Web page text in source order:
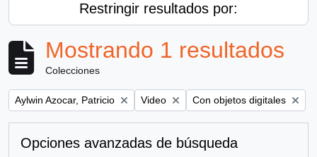
Restringir resultados por:
Mostrando 1 resultados
Colecciones
Remove filter:
Aylwin Azocar, Patricio Remove filter:
Video Remove filter:
Con objetos digitales
Opciones avanzadas de búsqueda